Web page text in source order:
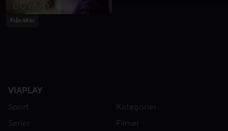
Från 49 kr
VIAPLAY
Sport
Kategorier
Serier
Filmer